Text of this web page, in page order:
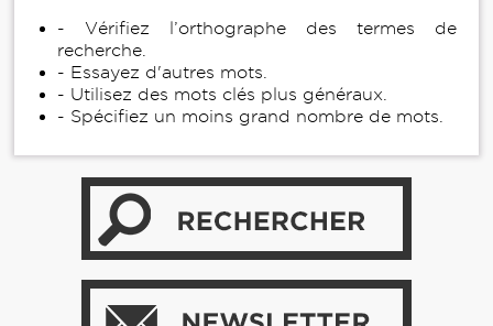
- Vérifiez l’orthographe des termes de
recherche.
- Essayez d'autres mots.
- Utilisez des mots clés plus généraux.
- Spécifiez un moins grand nombre de mots.